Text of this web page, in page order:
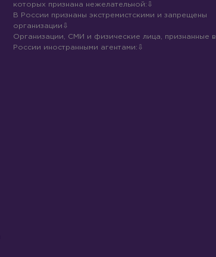
которых признана нежелательной:
В России признаны экстремистскими и запрещены
организации
Организации, СМИ и физические лица, признанные в
России иностранными агентами: